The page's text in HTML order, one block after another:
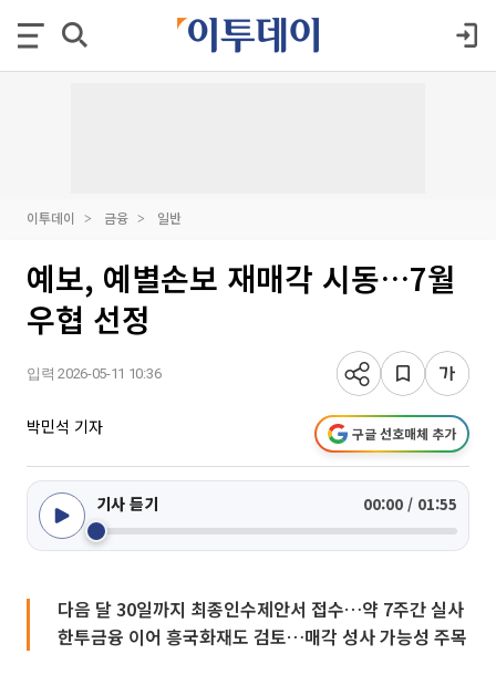
이투데이 금융 일반
예보, 예별손보 재매각 시동…7월
우협 선정
입력 2026-05-11 10:36
박민석 기자 구글 선호매체 추가
기사 듣기 00:00 / 01:55
다음 달 30일까지 최종인수제안서 접수…약 7주간 실사
한투금융 이어 흥국화재도 검토…매각 성사 가능성 주목